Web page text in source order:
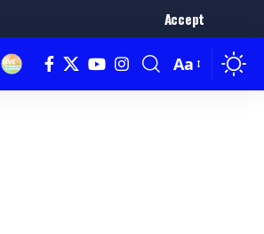
Accept
Aa